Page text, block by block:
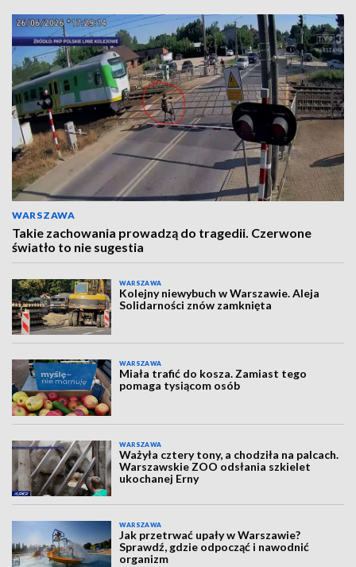
WARSZAWA
Takie zachowania prowadzą do tragedii. Czerwone
światło to nie sugestia
WARSZAWA
Kolejny niewybuch w Warszawie. Aleja
Solidarności znów zamknięta
WARSZAWA
Miała trafić do kosza. Zamiast tego
pomaga tysiącom osób
WARSZAWA
Ważyła cztery tony, a chodziła na palcach.
Warszawskie ZOO odsłania szkielet
ukochanej Erny
WARSZAWA
Jak przetrwać upały w Warszawie?
Sprawdź, gdzie odpocząć i nawodnić
organizm